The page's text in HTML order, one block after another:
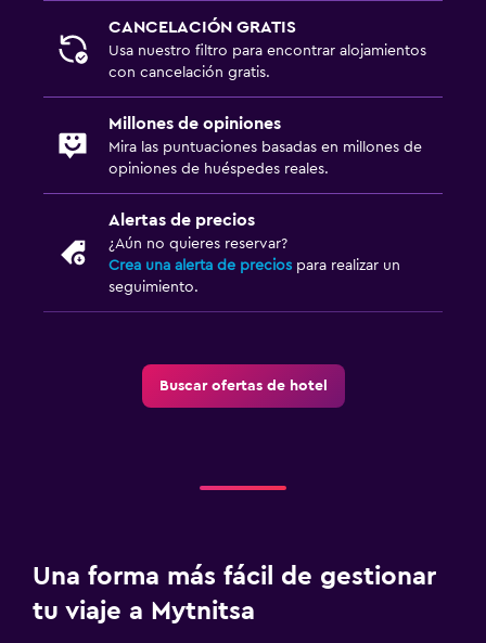
CANCELACIÓN GRATIS
Usa nuestro filtro para encontrar alojamientos
con cancelación gratis.
Millones de opiniones
Mira las puntuaciones basadas en millones de
opiniones de huéspedes reales.
Alertas de precios
¿Aún no quieres reservar?
Crea una alerta de precios para realizar un
seguimiento.
Buscar ofertas de hotel
Una forma más fácil de gestionar
tu viaje a Mytnitsa